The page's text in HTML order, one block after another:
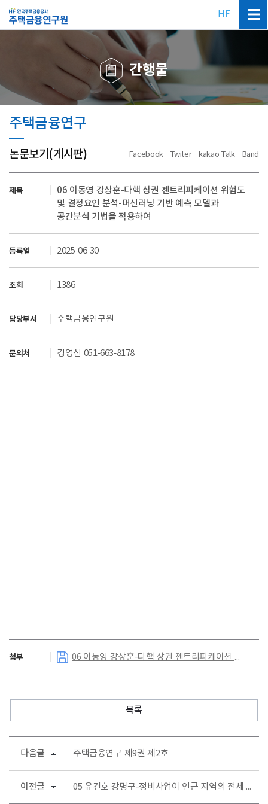
HF
간행물
주택금융연구
논문보기(게시판) Facebook Twiter kakao Talk Band
제목
06 이동영 강상훈-다핵 상권 젠트리피케이션 위험도
및 결정요인 분석-머신러닝 기반 예측 모델과
공간분석 기법을 적용하여
등록일 2025-06-30
조회 1386
담당부서 주택금융연구원
문의처 강영신 051-663-8178
첨부 06 이동영 강상훈-다핵 상권 젠트리피케이션 위험도 및 결정요인 분석-머신러닝 기반 예측 모델과 공간분석 기법을 적용하여.pdf
목록
다음글 주택금융연구 제9권 제2호
이전글 05 유건호 강명구-정비사업이 인근 지역의 전세 가격에 미치는 영향